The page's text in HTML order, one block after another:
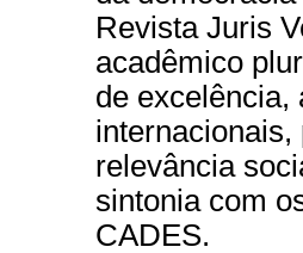
Revista Juris
acadêmico
de excelência,
internacionais,
relevância
sintonia com
CADES.